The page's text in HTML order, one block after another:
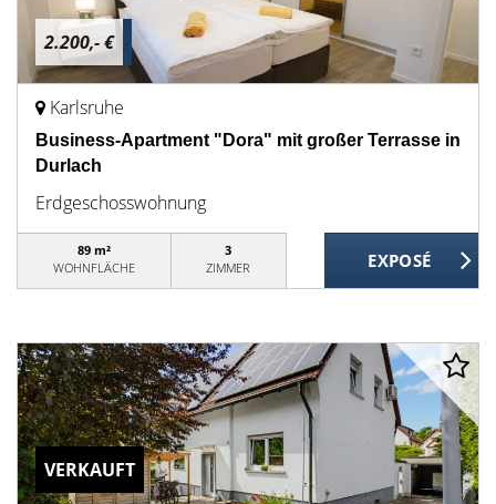
2.200,- €
Karlsruhe
Business-Apartment "Dora" mit großer Terrasse in
Durlach
Erdgeschosswohnung
89 m²
WOHNFLÄCHE
3
ZIMMER
VERKAUFT